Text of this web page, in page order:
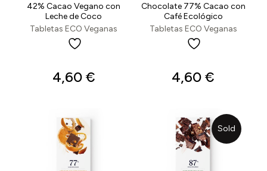
42% Cacao Vegano con
Leche de Coco
Tabletas ECO Veganas
4,60 €
Chocolate 77% Cacao con
Café Ecológico
Tabletas ECO Veganas
4,60€
Sold